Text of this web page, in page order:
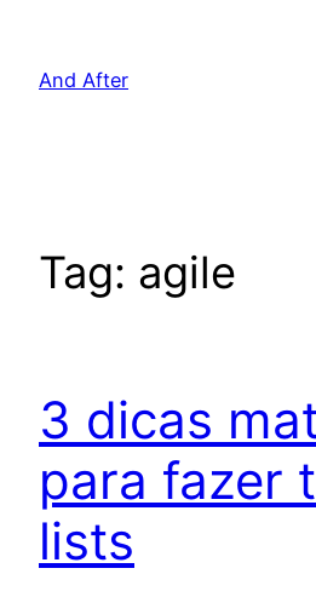
And After
Tag: agile
3 dicas
para fazer
lists